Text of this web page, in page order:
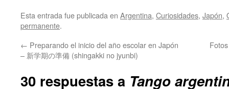
Esta entrada fue publicada en Argentina, Curiosidades, Japón,
permanente.
← Preparando el inicio del año escolar en Japón
– 新学期の準備 (shingakki no jyunbi)
30 respuestas a Tango